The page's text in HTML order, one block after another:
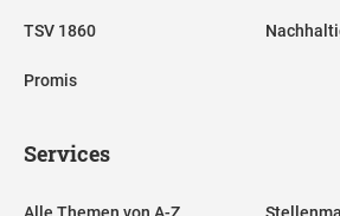
TSV 1860
Promis
Services